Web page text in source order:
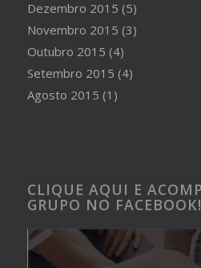
Dezembro 2015 (5)
Novembro 2015 (3)
Outubro 2015 (4)
Setembro 2015 (4)
Agosto 2015 (1)
CLIQUE AQUI E
GRUPO NO FACEBOOK!